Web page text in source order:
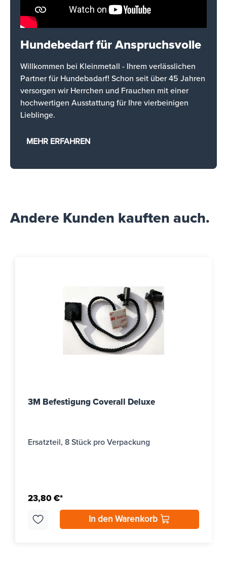
Hundebedarf für Anspruchsvolle
Willkommen bei Kleinmetall - Ihrem verlässlichen
Partner für Hundebadarf! Schon seit über 45 Jahren
versorgen wir Herrchen und Frauchen mit einer
hochwertigen Ausstattung für Ihre vierbeinigen
Lieblinge.
MEHR ERFAHREN
Andere Kunden kauften auch.
3M Befestigung Coverall Deluxe
Ersatzteil, 8 Stück pro Verpackung
23,80 €*
In den Warenkorb